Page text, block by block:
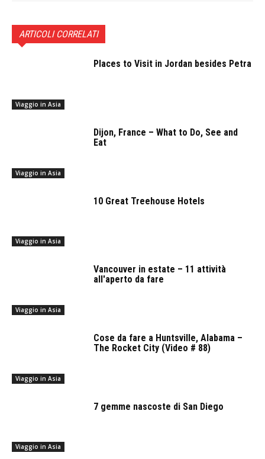
ARTICOLI CORRELATI
Viaggio in Asia
Places to Visit in Jordan besides Petra
Viaggio in Asia
Dijon, France – What to Do, See and
Eat
Viaggio in Asia
10 Great Treehouse Hotels
Viaggio in Asia
Vancouver in estate – 11 attività
all'aperto da fare
Viaggio in Asia
Cose da fare a Huntsville, Alabama –
The Rocket City (Video # 88)
Viaggio in Asia
7 gemme nascoste di San Diego